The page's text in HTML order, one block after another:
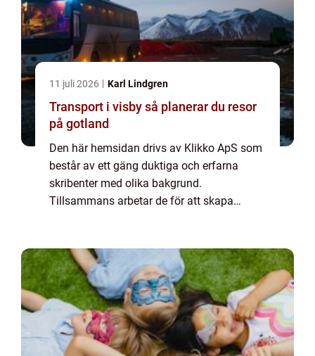
11 juli 2026 Karl Lindgren
Transport i visby så planerar du resor
på gotland
Den här hemsidan drivs av Klikko ApS som
består av ett gäng duktiga och erfarna
skribenter med olika bakgrund.
Tillsammans arbetar de för att skapa
massa olika ...